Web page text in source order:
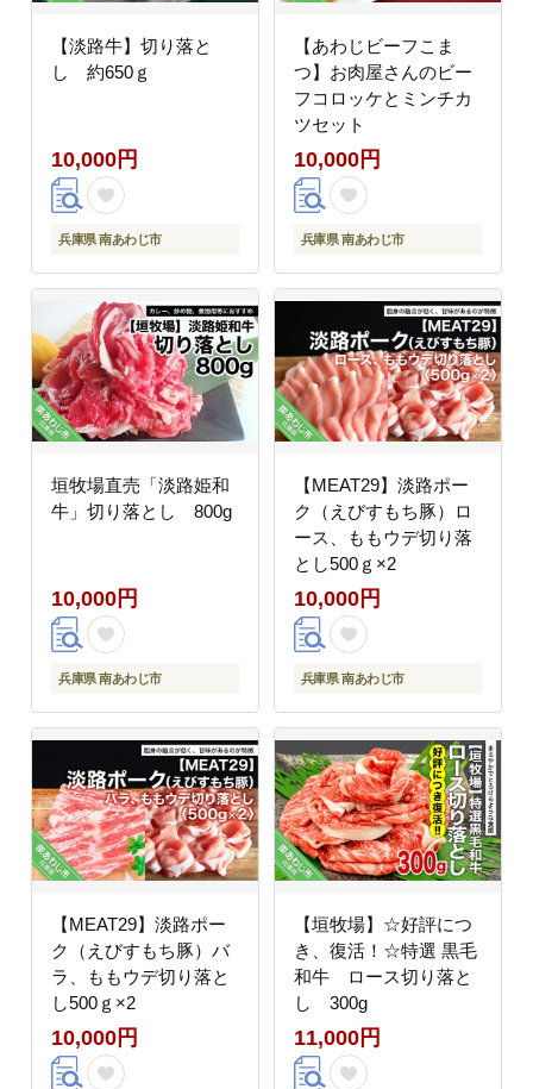
【淡路牛】切り落と
し 約650ｇ
10,000円
兵庫県 南あわじ市
【あわじビーフこま
つ】お肉屋さんのビー
フコロッケとミンチカ
ツセット
10,000円
兵庫県 南あわじ市
垣牧場直売「淡路姫和
牛」切り落とし 800g
10,000円
兵庫県 南あわじ市
【MEAT29】淡路ポー
ク（えびすもち豚）ロ
ース、ももウデ切り落
とし500ｇ×2
10,000円
兵庫県 南あわじ市
【MEAT29】淡路ポー
ク（えびすもち豚）バ
ラ、ももウデ切り落と
し500ｇ×2
10,000円
【垣牧場】☆好評につ
き、復活！☆特選 黒毛
和牛 ロース切り落と
し 300g
11,000円